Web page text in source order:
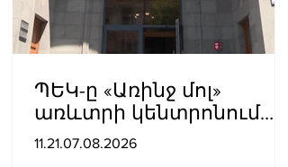
ՊԵԿ-ը «Առինջ մոլ»
առևտրի կենտրոնում
բացահայտել է 1,3 մլրդ
11.21.07.08.2026